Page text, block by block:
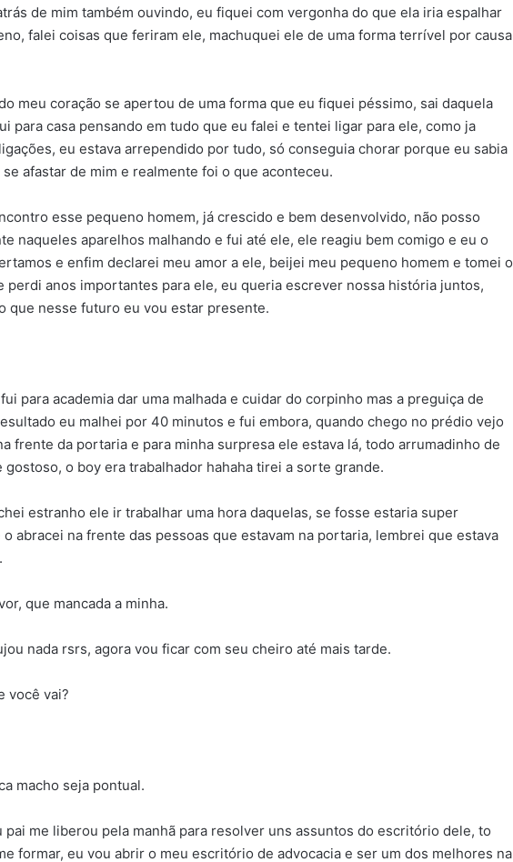
de mim também ouvindo, eu fiquei com vergonha do que ela iria espalhar
falei coisas que feriram ele, machuquei ele de uma forma terrível por causa
meu coração se apertou de uma forma que eu fiquei péssimo, sai daquela
para casa pensando em tudo que eu falei e tentei ligar para ele, como ja
eu estava arrependido por tudo, só conseguia chorar porque eu sabia
afastar de mim e realmente foi o que aconteceu.
esse pequeno homem, já crescido e bem desenvolvido, não posso
naqueles aparelhos malhando e fui até ele, ele reagiu bem comigo e eu o
e enfim declarei meu amor a ele, beijei meu pequeno homem e tomei o
perdi anos importantes para ele, eu queria escrever nossa história juntos,
que nesse futuro eu vou estar presente.
para academia dar uma malhada e cuidar do corpinho mas a preguiça de
eu malhei por 40 minutos e fui embora, quando chego no prédio vejo
frente da portaria e para minha surpresa ele estava lá, todo arrumadinho de
o boy era trabalhador hahaha tirei a sorte grande.
estranho ele ir trabalhar uma hora daquelas, se fosse estaria super
abracei na frente das pessoas que estavam na portaria, lembrei que estava
que mancada a minha.
nada rsrs, agora vou ficar com seu cheiro até mais tarde.
você vai?
macho seja pontual.
pai me liberou pela manhã para resolver uns assuntos do escritório dele, to
formar, eu vou abrir o meu escritório de advocacia e ser um dos melhores na